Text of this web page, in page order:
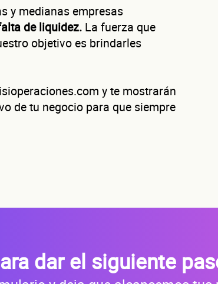
y medianas empresas
de liquidez. La fuerza que
objetivo es brindarles
y te mostrarán
de tu negocio para que siempre
dar el siguiente
tulínea de liquidez empresarial DiSí
conversación de 2 minutos, no un trámite bancario.
de tu negocio
al año?
de crédito correcta para tu negocio.
Primer apellido Segundo